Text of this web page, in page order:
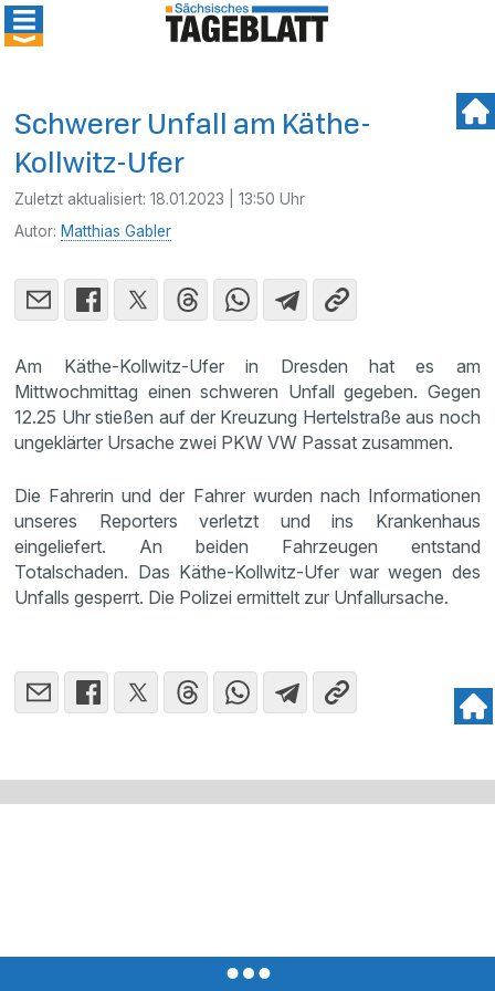
Schwerer Unfall am Käthe-
Kollwitz-Ufer
Zuletzt aktualisiert:18.01.2023 | 13:50 Uhr
Autor: Matthias Gabler
Am Käthe-Kollwitz-Ufer in Dresden hat es am
Mittwochmittag einen schweren Unfall gegeben. Gegen
12.25 Uhr stießen auf der Kreuzung Hertelstraße aus noch
ungeklärter Ursache zwei PKW VW Passat zusammen.
Die Fahrerin und der Fahrer wurden nach Informationen
unseres Reporters verletzt und ins Krankenhaus
eingeliefert. An beiden Fahrzeugen entstand
Totalschaden. Das Käthe-Kollwitz-Ufer war wegen des
Unfalls gesperrt. Die Polizei ermittelt zur Unfallursache.